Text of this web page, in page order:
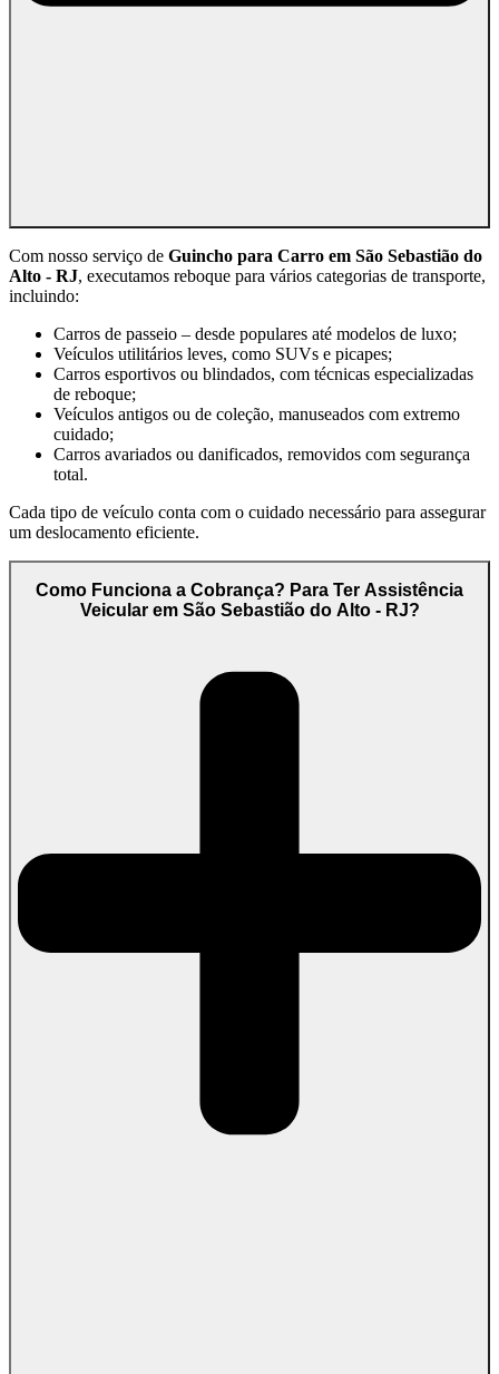
Com nosso serviço de Guincho para Carro em São Sebastião do
Alto - RJ, executamos reboque para vários categorias de transporte,
incluindo:
Carros de passeio – desde populares até modelos de luxo;
Veículos utilitários leves, como SUVs e picapes;
Carros esportivos ou blindados, com técnicas especializadas
de reboque;
Veículos antigos ou de coleção, manuseados com extremo
cuidado;
Carros avariados ou danificados, removidos com segurança
total.
Cada tipo de veículo conta com o cuidado necessário para assegurar
um deslocamento eficiente.
Como Funciona a Cobrança? Para Ter Assistência
Veicular em São Sebastião do Alto - RJ?